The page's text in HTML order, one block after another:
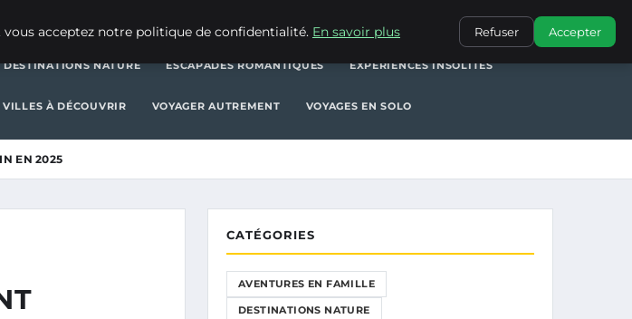
EXPÉRIENCES INSOLITES
DESTINATIONS NATURE ESCAPADES ROMANTIQUES EXPÉRIENCES INSOLITES
VILLES À DÉCOUVRIR VOYAGER AUTREMENT VOYAGES EN SOLO
EN 2025
CATÉGORIES
AVENTURES EN FAMILLE
DESTINATIONS NATURE
acceptez notre politique de confidentialité. En savoir plus Refuser Accepter